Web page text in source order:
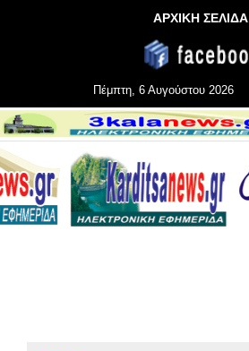
ΑΡΧΙΚΗ ΣΕΛΙΔΑ
Πέμπτη, 6 Αυγούστου 2026